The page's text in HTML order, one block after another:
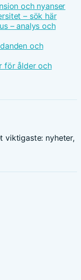
och nyanser
– sök här
– analys och
och
för ålder och
viktigaste: nyheter,